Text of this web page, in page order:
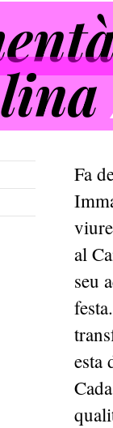
Fa
al
seu
esta